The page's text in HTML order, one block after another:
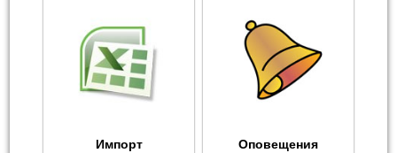
Импорт Оповещения